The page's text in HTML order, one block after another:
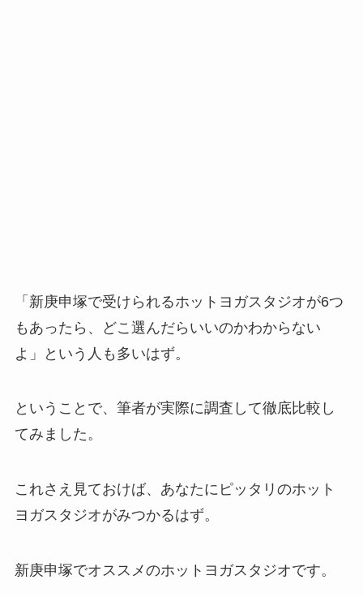
「新庚申塚で受けられるホットヨガスタジオが6つ
もあったら、どこ選んだらいいのかわからない
よ」という人も多いはず。
ということで、筆者が実際に調査して徹底比較し
てみました。
これさえ見ておけば、あなたにピッタリのホット
ヨガスタジオがみつかるはず。
新庚申塚でオススメのホットヨガスタジオです。